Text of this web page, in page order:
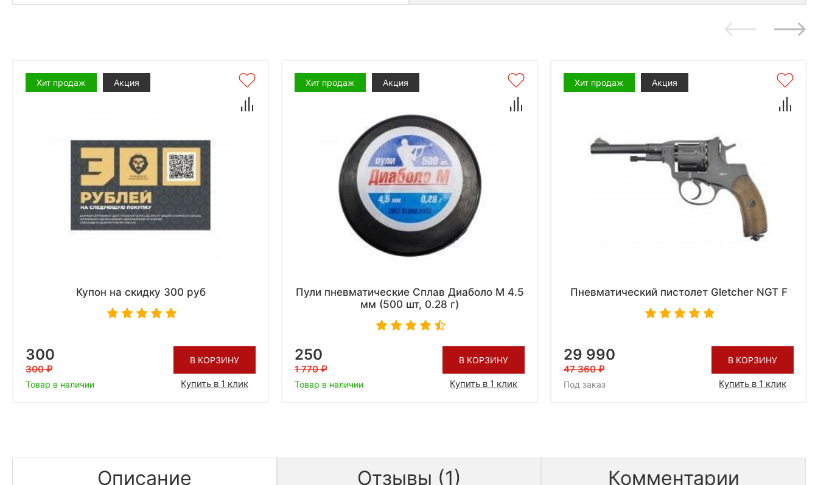
Хит продаж Акция
Купон на скидку 300 руб
300
300
Товар в наличии
В КОРЗИНУ
Купить в 1 клик
Хит продаж Акция
Пули пневматические Сплав Диаболо М 4.5
мм (500 шт, 0.28 г)
250
1 770
Товар в наличии
В КОРЗИНУ
Купить в 1 клик
Хит продаж Акция
Пневматический пистолет Gletcher NGT F
29 990
47 360
Под заказ
В КОРЗИНУ
Купить в 1 клик
Описание Отзывы (1) Комментарии